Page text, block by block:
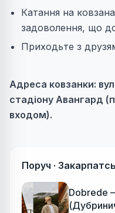
Катання на
задоволення, що
Приходьте з
Адреса ковзанки:
стадіону Авангард
входом).
Поруч ·
Dobrede